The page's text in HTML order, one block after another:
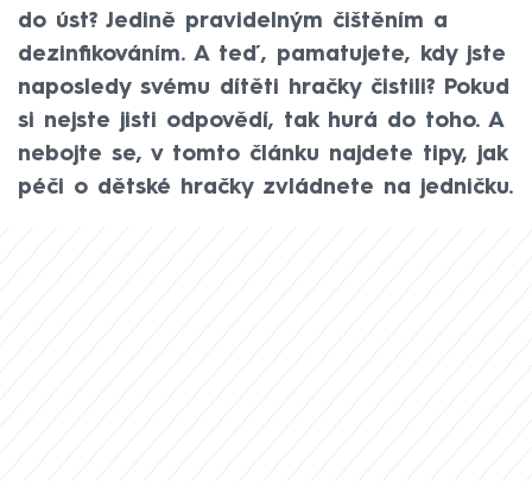
do úst? Jedině pravidelným čištěním a
dezinfikováním. A teď, pamatujete, kdy jste
naposledy svému dítěti hračky čistili? Pokud
si nejste jisti odpovědí, tak hurá do toho. A
nebojte se, v tomto článku najdete tipy, jak
péči o dětské hračky zvládnete na jedničku.